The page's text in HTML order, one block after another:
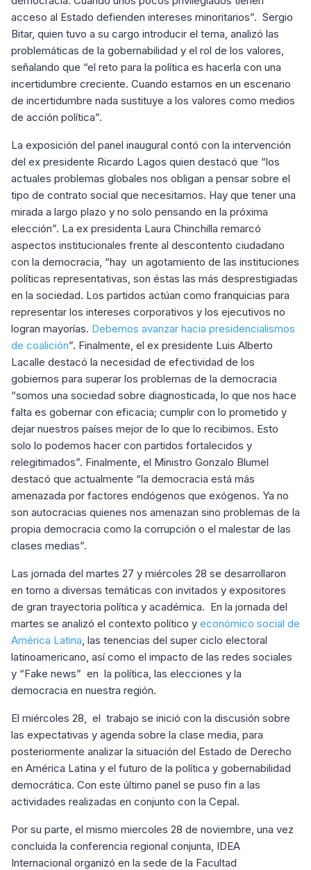
acceso al Estado defienden intereses minoritarios”. Sergio
Bitar, quien tuvo a su cargo introducir el tema, analizó las
problemáticas de la gobernabilidad y el rol de los valores,
señalando que “el reto para la política es hacerla con una
incertidumbre creciente. Cuando estamos en un escenario
de incertidumbre nada sustituye a los valores como medios
de acción política”.
La exposición del panel inaugural contó con la intervención
del ex presidente Ricardo Lagos quien destacó que “los
actuales problemas globales nos obligan a pensar sobre el
tipo de contrato social que necesitamos. Hay que tener una
mirada a largo plazo y no solo pensando en la próxima
elección”. La ex presidenta Laura Chinchilla remarcó
aspectos institucionales frente al descontento ciudadano
con la democracia, “hay un agotamiento de las instituciones
políticas representativas, son éstas las más desprestigiadas
en la sociedad. Los partidos actúan como franquicias para
representar los intereses corporativos y los ejecutivos no
logran mayorías. Debemos avanzar hacia presidencialismos
de coalición”. Finalmente, el ex presidente Luis Alberto
Lacalle destacó la necesidad de efectividad de los
gobiernos para superar los problemas de la democracia
“somos una sociedad sobre diagnosticada, lo que nos hace
falta es gobernar con eficacia; cumplir con lo prometido y
dejar nuestros países mejor de lo que lo recibimos. Esto
solo lo podemos hacer con partidos fortalecidos y
relegitimados”. Finalmente, el Ministro Gonzalo Blumel
destacó que actualmente “la democracia está más
amenazada por factores endógenos que exógenos. Ya no
son autocracias quienes nos amenazan sino problemas de la
propia democracia como la corrupción o el malestar de las
clases medias”.
Las jornada del martes 27 y miércoles 28 se desarrollaron
en torno a diversas temáticas con invitados y expositores
de gran trayectoria política y académica. En la jornada del
martes se analizó el contexto político y económico social de
América Latina , las tenencias del super ciclo electoral
latinoamericano, así como el impacto de las redes sociales
y “Fake news” en la política, las elecciones y la
democracia en nuestra región.
El miércoles 28, el trabajo se inició con la discusión sobre
las expectativas y agenda sobre la clase media, para
posteriormente analizar la situación del Estado de Derecho
en América Latina y el futuro de la política y gobernabilidad
democrática. Con este último panel se puso fin a las
actividades realizadas en conjunto con la Cepal.
Por su parte, el mismo miercoles 28 de noviembre, una vez
concluida la conferencia regional conjunta, IDEA
Internacional organizó en la sede de la Facultad